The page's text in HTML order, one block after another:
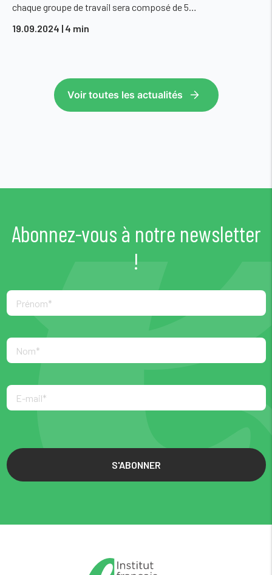
chaque groupe de travail sera composé de 5…
19.09.2024 | 4 min
Voir toutes les actualités
Abonnez-vous à notre newsletter
!
S'ABONNER